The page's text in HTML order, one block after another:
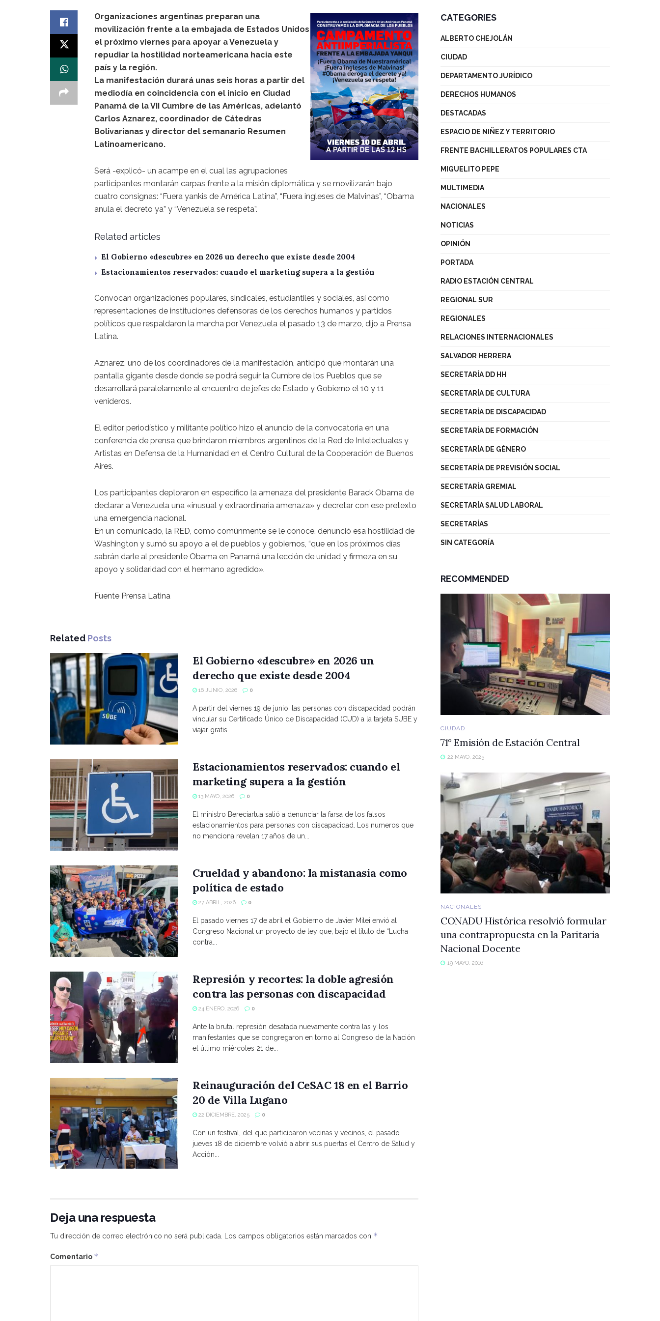
Organizaciones argentinas preparan una
movilización frente a la embajada de Estados Unidos
el próximo viernes para apoyar a Venezuela y
repudiar la hostilidad norteamericana hacia este
país y la región.
La manifestación durará unas seis horas a partir del
mediodía en coincidencia con el inicio en Ciudad
Panamá de la VII Cumbre de las Américas, adelantó
Carlos Aznarez, coordinador de Cátedras
Bolivarianas y director del semanario Resumen
Latinoamericano.
Será -explicó- un acampe en el cual las agrupaciones
participantes montarán carpas frente a la misión diplomática y se movilizarán bajo
cuatro consignas: “Fuera yankis de América Latina”, “Fuera ingleses de Malvinas”, “Obama
anula el decreto ya” y “Venezuela se respeta”.
Related articles
El Gobierno «descubre» en 2026 un derecho que existe desde 2004
Estacionamientos reservados: cuando el marketing supera a la gestión
Convocan organizaciones populares, sindicales, estudiantiles y sociales, así como
representaciones de instituciones defensoras de los derechos humanos y partidos
políticos que respaldaron la marcha por Venezuela el pasado 13 de marzo, dijo a Prensa
Latina.
Aznarez, uno de los coordinadores de la manifestación, anticipó que montarán una
pantalla gigante desde donde se podrá seguir la Cumbre de los Pueblos que se
desarrollará paralelamente al encuentro de jefes de Estado y Gobierno el 10 y 11
venideros.
El editor periodístico y militante político hizo el anuncio de la convocatoria en una
conferencia de prensa que brindaron miembros argentinos de la Red de Intelectuales y
Artistas en Defensa de la Humanidad en el Centro Cultural de la Cooperación de Buenos
Aires.
Los participantes deploraron en específico la amenaza del presidente Barack Obama de
declarar a Venezuela una «inusual y extraordinaria amenaza» y decretar con ese pretexto
una emergencia nacional.
En un comunicado, la RED, como comúnmente se le conoce, denunció esa hostilidad de
Washington y sumó su apoyo a el de pueblos y gobiernos, “que en los próximos días
sabrán darle al presidente Obama en Panamá una lección de unidad y firmeza en su
apoyo y solidaridad con el hermano agredido».
Fuente Prensa Latina
Related Posts
El Gobierno «descubre» en 2026 un
derecho que existe desde 2004
16 JUNIO, 2026 0
A partir del viernes 19 de junio, las personas con discapacidad podrán
vincular su Certificado Único de Discapacidad (CUD) a la tarjeta SUBE y
viajar gratis...
Estacionamientos reservados: cuando el
marketing supera a la gestión
13 MAYO, 2026 0
El ministro Bereciartua salió a denunciar la farsa de los falsos
estacionamientos para personas con discapacidad. Los numeros que
no menciona revelan 17 años de un...
Crueldad y abandono: la mistanasia como
política de estado
27 ABRIL, 2026 0
El pasado viernes 17 de abril el Gobierno de Javier Milei envió al
Congreso Nacional un proyecto de ley que, bajo el título de “Lucha
contra...
Represión y recortes: la doble agresión
contra las personas con discapacidad
24 ENERO, 2026 0
Ante la brutal represión desatada nuevamente contra las y los
manifestantes que se congregaron en torno al Congreso de la Nación
el último miércoles 21 de...
Reinauguración del CeSAC 18 en el Barrio
20 de Villa Lugano
22 DICIEMBRE, 2025 0
Con un festival, del que participaron vecinas y vecinos, el pasado
jueves 18 de diciembre volvió a abrir sus puertas el Centro de Salud y
Acción...
Deja una respuesta
Tu dirección de correo electrónico no será publicada. Los campos obligatorios están marcados con *
Comentario *
CATEGORIES
ALBERTO CHEJOLÁN
CIUDAD
DEPARTAMENTO JURÍDICO
DERECHOS HUMANOS
DESTACADAS
ESPACIO DE NIÑEZ Y TERRITORIO
FRENTE BACHILLERATOS POPULARES CTA
MIGUELITO PEPE
MULTIMEDIA
NACIONALES
NOTICIAS
OPINIÓN
PORTADA
RADIO ESTACIÓN CENTRAL
REGIONAL SUR
REGIONALES
RELACIONES INTERNACIONALES
SALVADOR HERRERA
SECRETARÍA DD HH
SECRETARÍA DE CULTURA
SECRETARÍA DE DISCAPACIDAD
SECRETARÍA DE FORMACIÓN
SECRETARÍA DE GÉNERO
SECRETARÍA DE PREVISIÓN SOCIAL
SECRETARÍA GREMIAL
SECRETARÍA SALUD LABORAL
SECRETARÍAS
SIN CATEGORÍA
RECOMMENDED
CIUDAD
71° Emisión de Estación Central
22 MAYO, 2025
NACIONALES
CONADU Histórica resolvió formular
una contrapropuesta en la Paritaria
Nacional Docente
19 MAYO, 2016